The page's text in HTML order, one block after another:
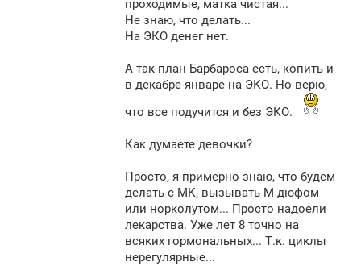
проходимые, матка чистая...
Не знаю, что делать...
На ЭКО денег нет.
А так план Барбароса есть, копить и
в декабре-январе на ЭКО. Но верю,
что все подучится и без ЭКО.
Как думаете девочки?
Просто, я примерно знаю, что будем
делать с МК, вызывать М дюфом
или норколутом... Просто надоели
лекарства. Уже лет 8 точно на
всяких гормональных... Т.к. циклы
нерегулярные...